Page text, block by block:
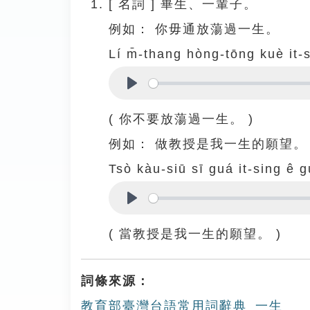
[ 名詞 ] 畢生、一輩子。
例如：
你毋通放蕩過一生。
Lí m̄-thang hòng-tōng kuè it-
( 你不要放蕩過一生。 )
例如：
做教授是我一生的願望。
Tsò kàu-siū sī guá it-sing ê
( 當教授是我一生的願望。 )
詞條來源：
教育部臺灣台語常用詞辭典_一生